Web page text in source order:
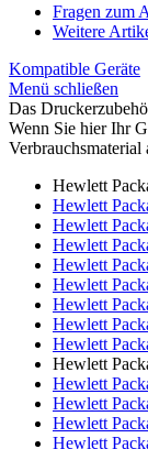
Fragen zum
Weitere
Kompatible Geräte
Menü schließen
Das
Wenn Sie hier Ihr
Verbrauchsmaterial
Hewlett
Hewlett
Hewlett
Hewlett
Hewlett
Hewlett
Hewlett
Hewlett
Hewlett
Hewlett
Hewlett
Hewlett
Hewlett
Hewlett